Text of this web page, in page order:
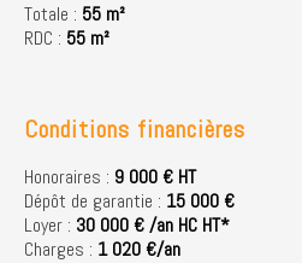
Totale : 55 m²
RDC : 55 m²
Conditions financières
Honoraires : 9 000 € HT
Dépôt de garantie : 15 000 €
Loyer : 30 000 € /an HC HT*
Charges : 1 020 €/an